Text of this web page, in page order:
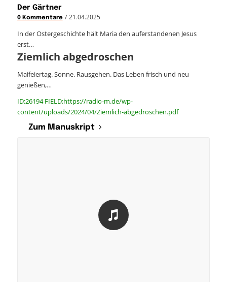
Der Gärtner
0 Kommentare / 21.04.2025
In der Ostergeschichte hält Maria den auferstandenen Jesus
erst…
Ziemlich abgedroschen
Maifeiertag. Sonne. Rausgehen. Das Leben frisch und neu
genießen,…
ID:26194 FIELD:https://radio-m.de/wp-
content/uploads/2024/04/Ziemlich-abgedroschen.pdf
Zum Manuskript